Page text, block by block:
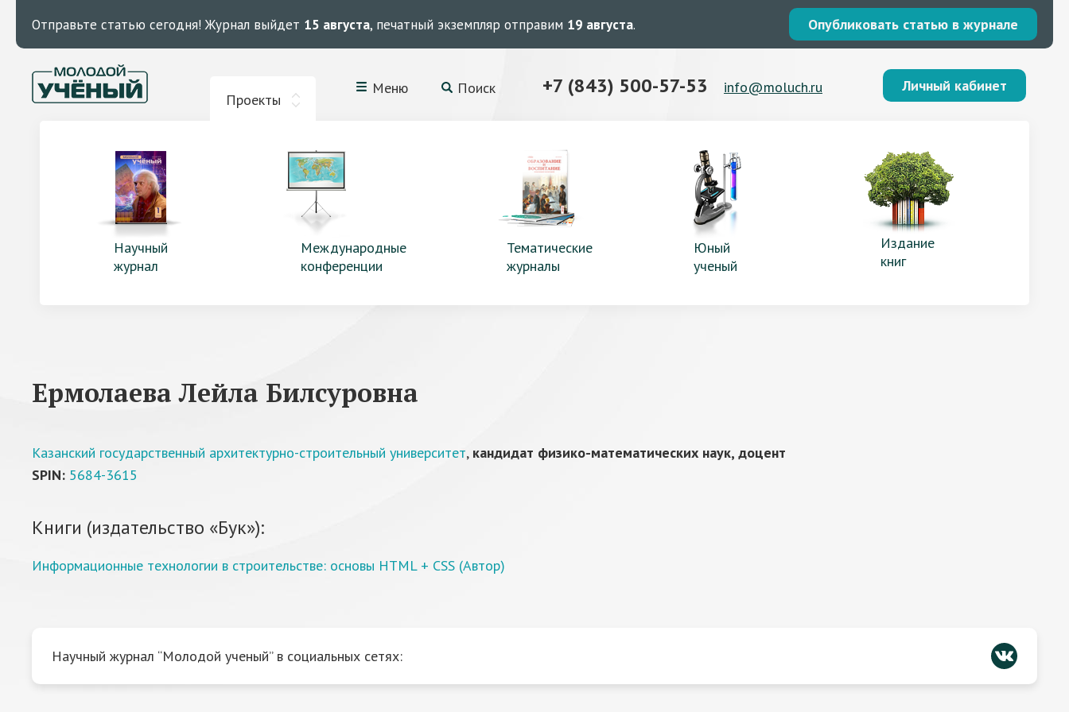
Отправьте статью сегодня! Журнал выйдет 15 августа, печатный экземпляр отправим 19 августа. Опубликовать статью в журнале
Проекты
Меню Поиск +7 (843) 500-57-53 info@moluch.ru Личный кабинет
Научный
журнал
Международные
конференции
Тематические
журналы
Юный
ученый
Издание
книг
Ермолаева Лейла Билсуровна
Казанский государственный архитектурно-строительный университет, кандидат физико-математических наук, доцент
SPIN: 5684-3615
Книги (издательство «Бук»):
Информационные технологии в строительстве: основы HTML + CSS (Автор)
Научный журнал “Молодой ученый” в социальных сетях: